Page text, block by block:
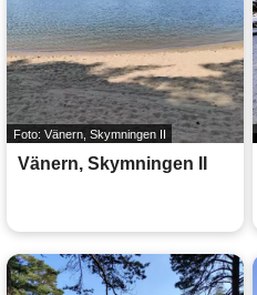
Foto: Vänern, Skymningen II
Vänern, Skymningen II